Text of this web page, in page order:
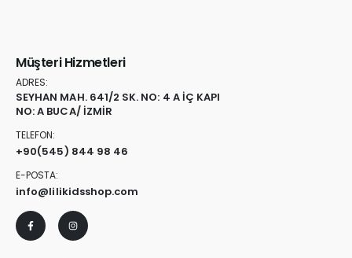
Müşteri Hizmetleri
ADRES:
SEYHAN MAH. 641/2 SK. NO: 4 A İÇ KAPI
NO: A BUCA/ İZMİR
TELEFON:
+90(545) 844 98 46
E-POSTA:
info@lilikidsshop.com